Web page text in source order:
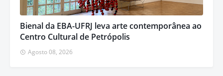
Bienal da EBA-UFRJ leva arte contemporânea ao
Centro Cultural de Petrópolis
Agosto 08, 2026